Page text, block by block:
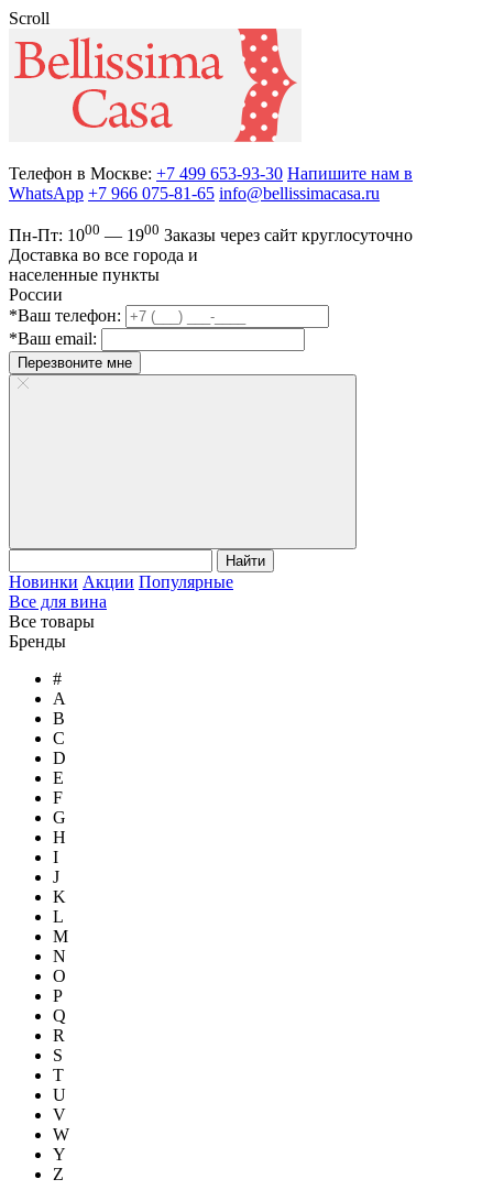
Scroll
Телефон в Москве: +7 499 653-93-30 Напишите нам в
WhatsApp +7 966 075-81-65 info@bellissimacasa.ru
Пн-Пт: 1000 — 1900 Заказы через сайт круглосуточно
Доставка во все города и
населенные пункты
России
*Ваш телефон:
*Ваш email:
Перезвоните мне
Найти
Новинки Акции Популярные
Все для вина
Все товары
Бренды
#
A
B
C
D
E
F
G
H
I
J
K
L
M
N
O
P
Q
R
S
T
U
V
W
Y
Z